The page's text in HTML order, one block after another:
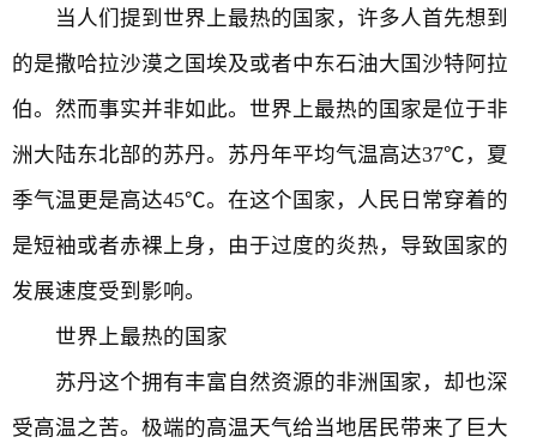
当人们提到世界上最热的国家，许多人首先想到
的是撒哈拉沙漠之国埃及或者中东石油大国沙特阿拉
伯。然而事实并非如此。世界上最热的国家是位于非
洲大陆东北部的苏丹。苏丹年平均气温高达37℃，夏
季气温更是高达45℃。在这个国家，人民日常穿着的
是短袖或者赤裸上身，由于过度的炎热，导致国家的
发展速度受到影响。
世界上最热的国家
苏丹这个拥有丰富自然资源的非洲国家，却也深
受高温之苦。极端的高温天气给当地居民带来了巨大